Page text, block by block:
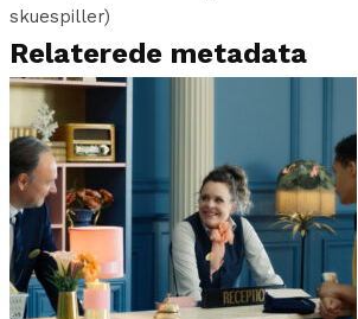
skuespiller)
Relaterede metadata